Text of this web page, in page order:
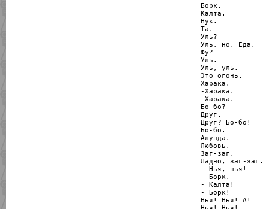
Борк.
Калта.
Нук.
Та.
Уль?
Уль, но. Еда.
Фу?
Уль.
Уль, уль.
Это огонь.
Харака.
-Харака.
-Харака.
Бо-бо?
Друг.
Друг? Бо-бо!
Бо-бо.
Алунда.
Любовь.
Заг-заг.
Ладно, заг-заг.
- Нья, нья!
- Борк.
- Калта!
- Борк!
Нья! Нья! А!